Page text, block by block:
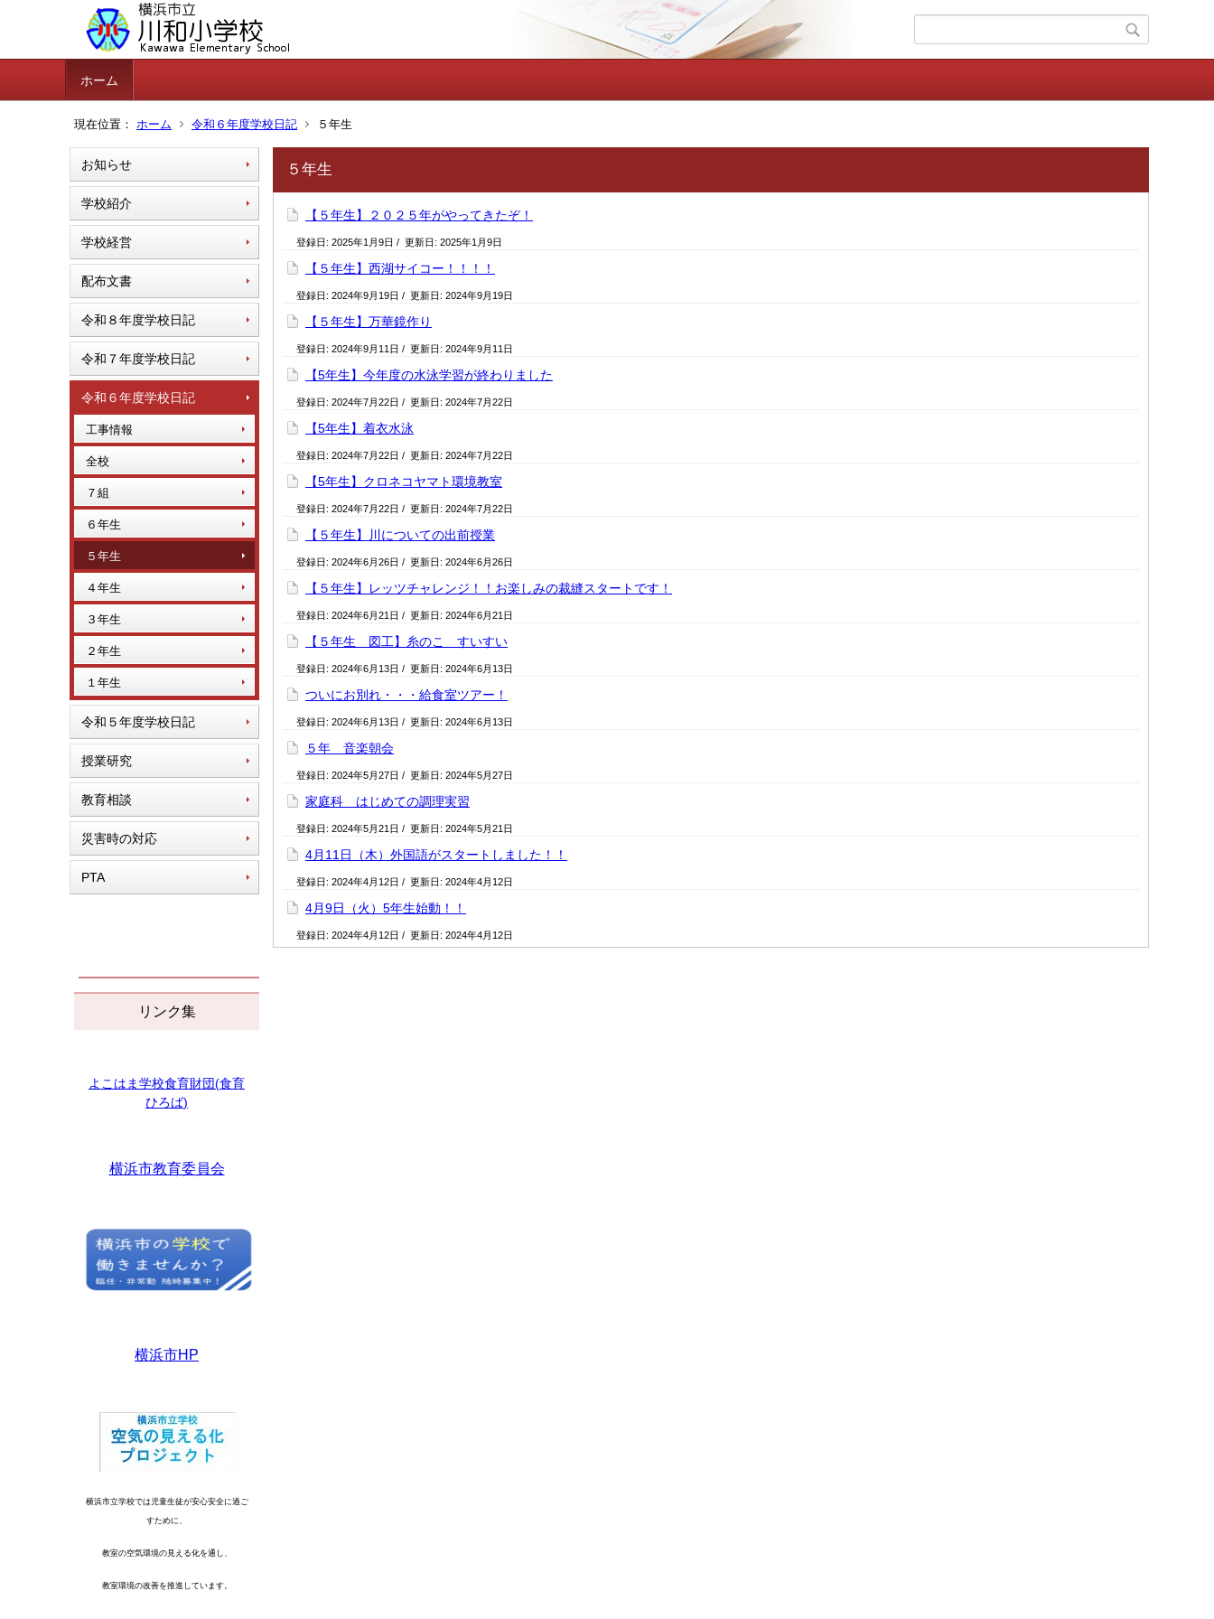
ホーム
現在位置： ホーム 令和６年度学校日記 ５年生
お知らせ
学校紹介
学校経営
配布文書
令和８年度学校日記
令和７年度学校日記
令和６年度学校日記
工事情報
全校
７組
６年生
５年生
４年生
３年生
２年生
１年生
令和５年度学校日記
授業研究
教育相談
災害時の対応
PTA
リンク集
よこはま学校食育財団(食育
ひろば)
横浜市教育委員会
横浜市HP
横浜市立学校では児童生徒が安心安全に過ご
すために、
教室の空気環境の見える化を通し、
教室環境の改善を推進しています。
５年生
【５年生】２０２５年がやってきたぞ！
登録日: 2025年1月9日 / 更新日: 2025年1月9日
【５年生】西湖サイコー！！！！
登録日: 2024年9月19日 / 更新日: 2024年9月19日
【５年生】万華鏡作り
登録日: 2024年9月11日 / 更新日: 2024年9月11日
【5年生】今年度の水泳学習が終わりました
登録日: 2024年7月22日 / 更新日: 2024年7月22日
【5年生】着衣水泳
登録日: 2024年7月22日 / 更新日: 2024年7月22日
【5年生】クロネコヤマト環境教室
登録日: 2024年7月22日 / 更新日: 2024年7月22日
【５年生】川についての出前授業
登録日: 2024年6月26日 / 更新日: 2024年6月26日
【５年生】レッツチャレンジ！！お楽しみの裁縫スタートです！
登録日: 2024年6月21日 / 更新日: 2024年6月21日
【５年生 図工】糸のこ すいすい
登録日: 2024年6月13日 / 更新日: 2024年6月13日
ついにお別れ・・・給食室ツアー！
登録日: 2024年6月13日 / 更新日: 2024年6月13日
５年 音楽朝会
登録日: 2024年5月27日 / 更新日: 2024年5月27日
家庭科 はじめての調理実習
登録日: 2024年5月21日 / 更新日: 2024年5月21日
4月11日（木）外国語がスタートしました！！
登録日: 2024年4月12日 / 更新日: 2024年4月12日
4月9日（火）5年生始動！！
登録日: 2024年4月12日 / 更新日: 2024年4月12日